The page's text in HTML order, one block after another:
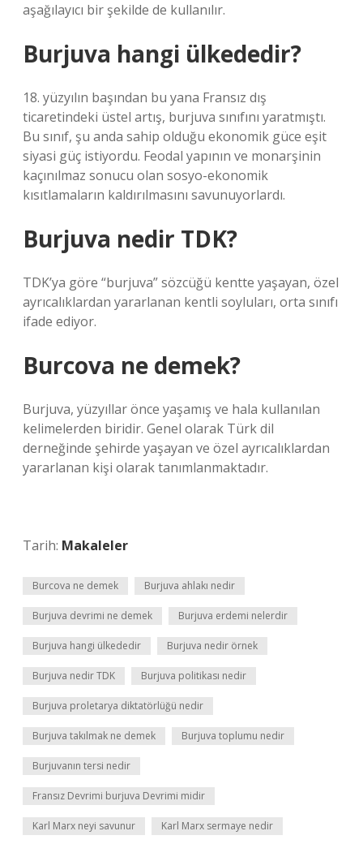
aşağılayıcı bir şekilde de kullanılır.
Burjuva hangi ülkededir?
18. yüzyılın başından bu yana Fransız dış
ticaretindeki üstel artış, burjuva sınıfını yaratmıştı.
Bu sınıf, şu anda sahip olduğu ekonomik güce eşit
siyasi güç istiyordu. Feodal yapının ve monarşinin
kaçınılmaz sonucu olan sosyo-ekonomik
kısıtlamaların kaldırılmasını savunuyorlardı.
Burjuva nedir TDK?
TDK’ya göre “burjuva” sözcüğü kentte yaşayan, özel
ayrıcalıklardan yararlanan kentli soyluları, orta sınıfı
ifade ediyor.
Burcova ne demek?
Burjuva, yüzyıllar önce yaşamış ve hala kullanılan
kelimelerden biridir. Genel olarak Türk dil
derneğinde şehirde yaşayan ve özel ayrıcalıklardan
yararlanan kişi olarak tanımlanmaktadır.
Tarih: Makaleler
Burcova ne demek Burjuva ahlakı nedir
Burjuva devrimi ne demek Burjuva erdemi nelerdir
Burjuva hangi ülkededir Burjuva nedir örnek
Burjuva nedir TDK Burjuva politikası nedir
Burjuva proletarya diktatörlüğü nedir
Burjuva takılmak ne demek Burjuva toplumu nedir
Burjuvanın tersi nedir
Fransız Devrimi burjuva Devrimi midir
Karl Marx neyi savunur Karl Marx sermaye nedir